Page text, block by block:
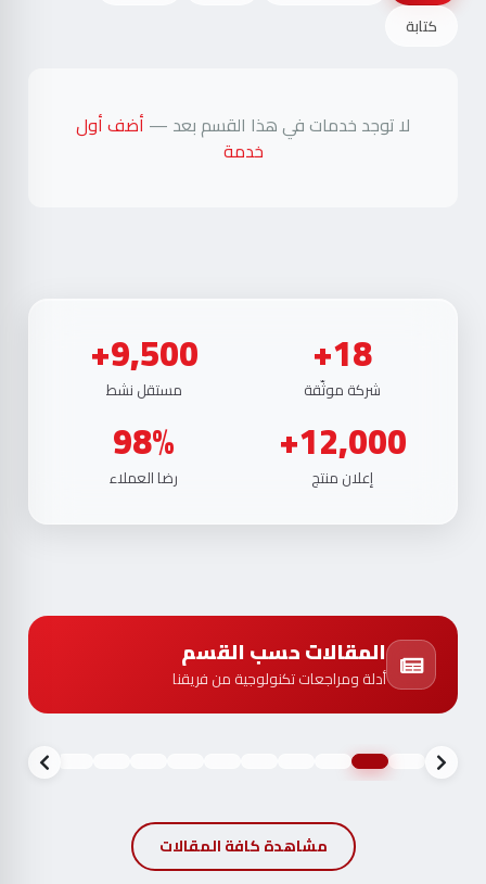
كتابة
لا توجد خدمات في هذا القسم بعد — أضف أول
خدمة
18+
شركة موثّقة
9,500+
مستقل نشط
12,000+
إعلان منتج
98%
رضا العملاء
المقالات حسب القسم
أدلة ومراجعات تكنولوجية من فريقنا
مشاهدة كافة المقالات